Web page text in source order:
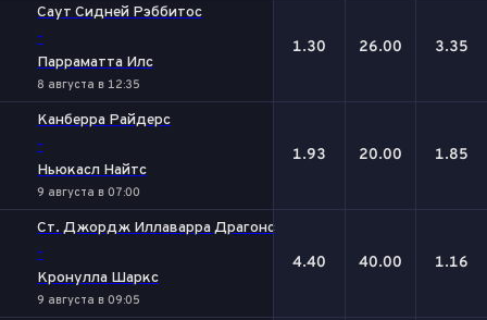
Саут Сидней Рэббитос
-
Парраматта Илс
8 августа в 12:35
1.30 26.00 3.35
Канберра Райдерс
-
Ньюкасл Найтс
9 августа в 07:00
1.93 20.00 1.85
Ст. Джордж Иллаварра Драгонс
-
Кронулла Шаркс
9 августа в 09:05
4.40 40.00 1.16